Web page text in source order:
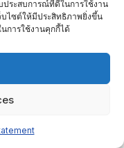
ระสบการณ์ที่ดีในการใช้งาน
ไซต์ให้มีประสิทธิภาพยิ่งขึ้น
การใช้งานคุกกี้ได้